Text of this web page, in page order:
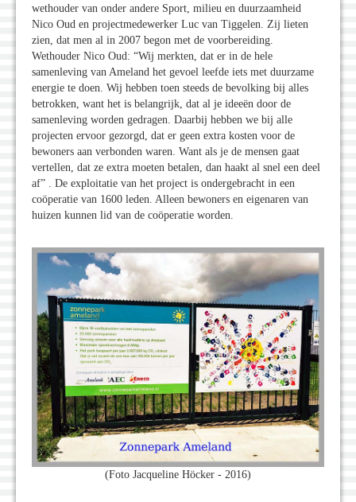
wethouder van onder andere Sport, milieu en duurzaamheid
Nico Oud en projectmedewerker Luc van Tiggelen. Zij lieten
zien, dat men al in 2007 begon met de voorbereiding.
Wethouder Nico Oud: “Wij merkten, dat er in de hele
samenleving van Ameland het gevoel leefde iets met duurzame
energie te doen. Wij hebben toen steeds de bevolking bij alles
betrokken, want het is belangrijk, dat al je ideeën door de
samenleving worden gedragen. Daarbij hebben we bij alle
projecten ervoor gezorgd, dat er geen extra kosten voor de
bewoners aan verbonden waren. Want als je de mensen gaat
vertellen, dat ze extra moeten betalen, dan haakt al snel een deel
af” . De exploitatie van het project is ondergebracht in een
coöperatie van 1600 leden. Alleen bewoners en eigenaren van
huizen kunnen lid van de coöperatie worden.
(Foto Jacqueline Höcker - 2016)